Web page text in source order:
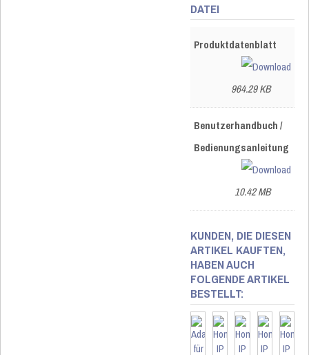
DATEI
Produktdatenblatt
964.29 KB
Benutzerhandbuch /
Bedienungsanleitung
10.42 MB
KUNDEN, DIE DIESEN
ARTIKEL KAUFTEN,
HABEN AUCH
FOLGENDE ARTIKEL
BESTELLT: